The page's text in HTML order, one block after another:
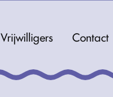
Vrijwilligers Contact